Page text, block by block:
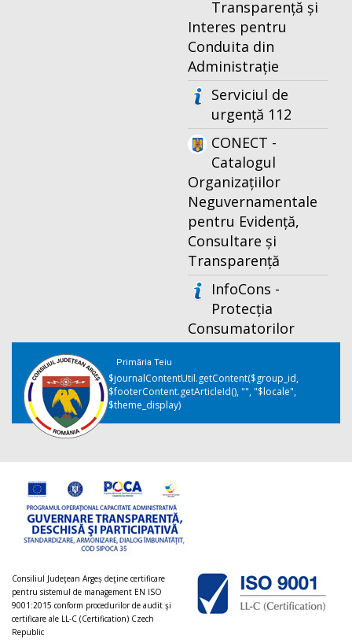
Transparență și
Interes pentru
Conduita din
Administrație
Serviciul de
urgență 112
CONECT -
Catalogul
Organizațiilor
Neguvernamentale
pentru Evidență,
Consultare și
Transparență
InfoCons -
Protecția
Consumatorilor
Primăria Teiu
$journalContentUtil.getContent($group_id,
$footerContent.getArticleId(), "", "$locale",
$theme_display)
Consiliul Judeţean Argeș deţine certificare
pentru sistemul de management EN ISO
9001:2015 conform procedurilor de audit şi
certificare ale LL-C (Certification) Czech
Republic